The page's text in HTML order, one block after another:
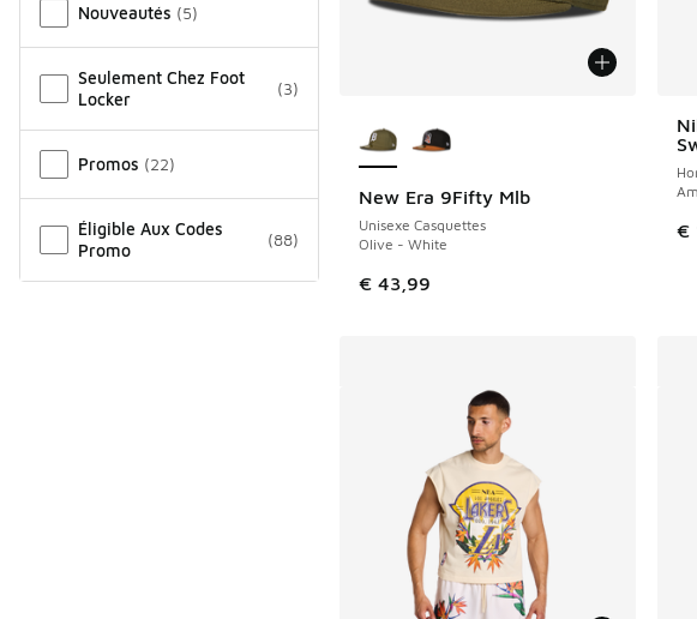
Nouveautés (5)
Seulement Chez Foot
Locker
(3)
Promos (22)
Éligible Aux Codes
Promo
(88)
New Era 9Fifty Mlb
Unisexe Casquettes
Olive - White
€ 43,99
NOUVEAU
€